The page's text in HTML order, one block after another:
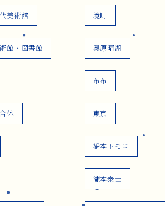
美術館 境町
館・図書館 奥原晴湖
布布
体 東京
橋本トモコ
瀧本泰士